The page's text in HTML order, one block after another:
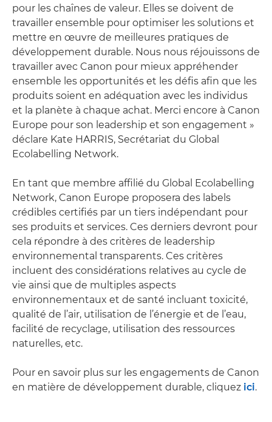
pour les chaînes de valeur. Elles se doivent de
travailler ensemble pour optimiser les solutions et
mettre en œuvre de meilleures pratiques de
développement durable. Nous nous réjouissons de
travailler avec Canon pour mieux appréhender
ensemble les opportunités et les défis afin que les
produits soient en adéquation avec les individus
et la planète à chaque achat. Merci encore à Canon
Europe pour son leadership et son engagement »
déclare Kate HARRIS, Secrétariat du Global
Ecolabelling Network.
En tant que membre affilié du Global Ecolabelling
Network, Canon Europe proposera des labels
crédibles certifiés par un tiers indépendant pour
ses produits et services. Ces derniers devront pour
cela répondre à des critères de leadership
environnemental transparents. Ces critères
incluent des considérations relatives au cycle de
vie ainsi que de multiples aspects
environnementaux et de santé incluant toxicité,
qualité de l’air, utilisation de l’énergie et de l’eau,
facilité de recyclage, utilisation des ressources
naturelles, etc.
Pour en savoir plus sur les engagements de Canon
en matière de développement durable, cliquez ici.